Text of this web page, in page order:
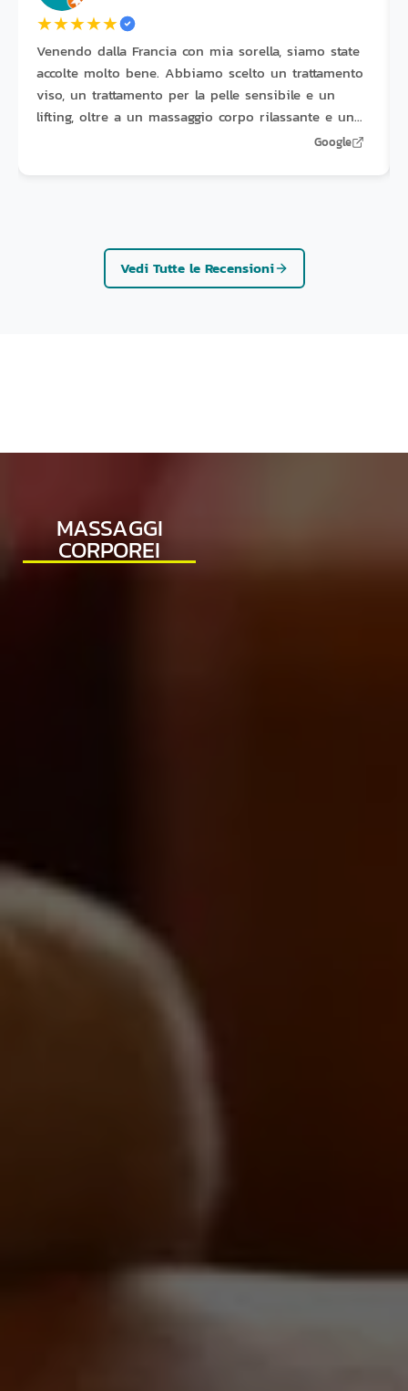
★★★★★
Venendo dalla Francia con mia sorella, siamo state
accolte molto bene. Abbiamo scelto un trattamento
viso, un trattamento per la pelle sensibile e un
lifting, oltre a un massaggio corpo rilassante e un
massaggio con canne di bambù. Un'esperienzaGoogle
Vedi Tutte le Recensioni
MASSAGGI
CORPOREI